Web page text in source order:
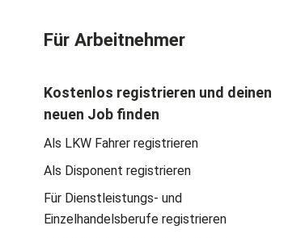
Für Arbeitnehmer
Kostenlos registrieren und deinen
neuen Job finden
Als LKW Fahrer registrieren
Als Disponent registrieren
Für Dienstleistungs- und
Einzelhandelsberufe registrieren